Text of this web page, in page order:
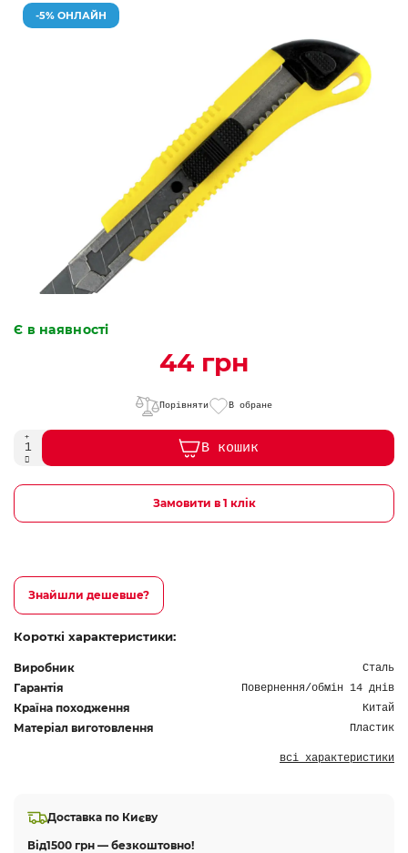
-5% ОНЛАЙН
Є в наявності
44 грн
Порівняти В обране
В кошик
Замовити в 1 клік
Знайшли дешевше?
Короткі характеристики:
Виробник Сталь
Гарантія Повернення/обмін 14 днів
Країна походження Китай
Матеріал виготовлення Пластик
всі характеристики
Доставка по Києву
Від1500 грн — безкоштовно!